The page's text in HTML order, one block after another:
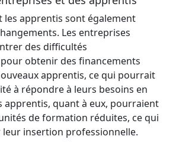
les apprentis sont également
Les entreprises
des difficultés
obtenir des financements
apprentis, ce qui pourrait
à répondre à leurs besoins en
apprentis, quant à eux, pourraient
de formation réduites, ce qui
insertion professionnelle.